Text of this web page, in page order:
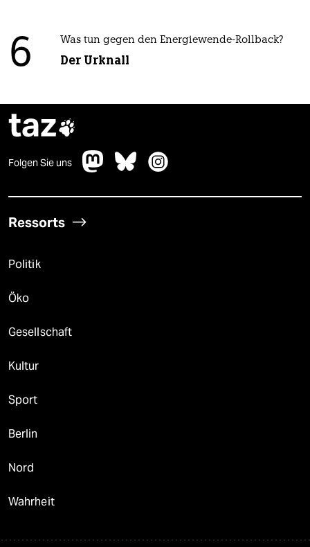
6 Was tun gegen den Energiewende-Rollback?
Der Urknall
taz
Folgen Sie uns
Ressorts
Politik
Öko
Gesellschaft
Kultur
Sport
Berlin
Nord
Wahrheit